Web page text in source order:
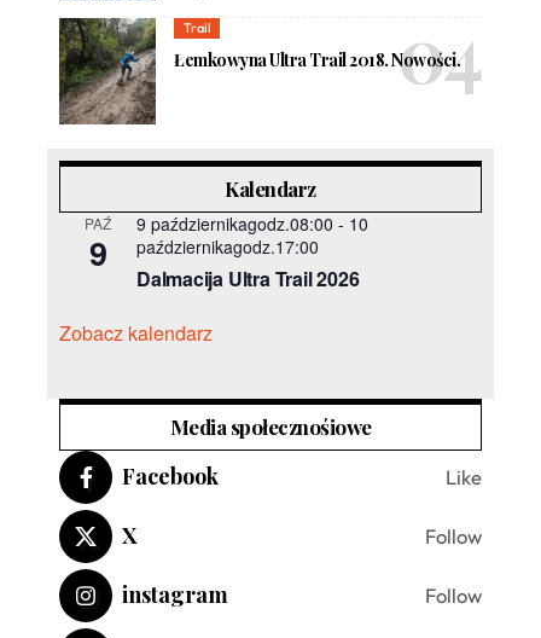
Trail
Łemkowyna Ultra Trail 2018. Nowości.
Kalendarz
PAŹ
9
9 październikagodz.08:00 - 10
październikagodz.17:00
Dalmacija Ultra Trail 2026
Zobacz kalendarz
Media społecznośiowe
Facebook Like
X Follow
instagram Follow